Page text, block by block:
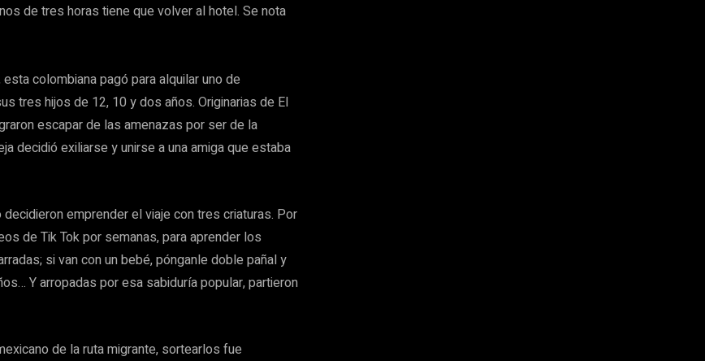
de tres horas tiene que volver al hotel. Se nota
colombiana pagó para alquilar uno de
tres hijos de 12, 10 y dos años. Originarias de El
escapar de las amenazas por ser de la
decidió exiliarse y unirse a una amiga que estaba
emprender el viaje con tres criaturas. Por
de Tik Tok por semanas, para aprender los
si van con un bebé, pónganle doble pañal y
Y arropadas por esa sabiduría popular, partieron
de la ruta migrante, sortearlos fue